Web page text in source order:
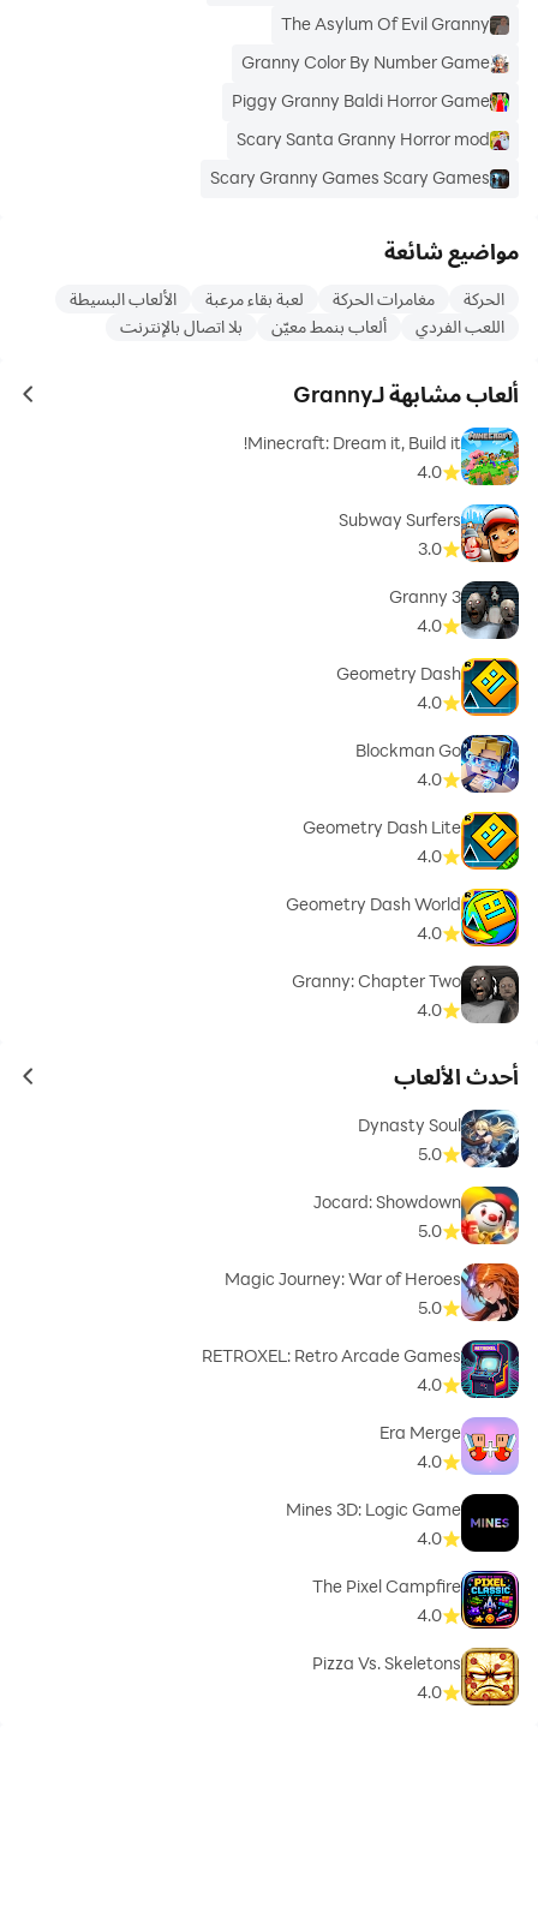
The Asylum Of Evil Granny
Granny Color By Number Game
Piggy Granny Baldi Horror Game
Scary Santa Granny Horror mod
Scary Granny Games Scary Games
مواضيع شائعة
الحركة مغامرات الحركة لعبة بقاء مرعبة
الألعاب البسيطة
اللعب الفردي
ألعاب بنمط معيّن بلا اتصال بالإنترنت
ألعاب مشابهة لـGranny
Minecraft: Dream it, Build it!
4.0
Subway Surfers
3.0
Granny 3
4.0
Geometry Dash
4.0
Blockman Go
4.0
Geometry Dash Lite
4.0
Geometry Dash World
4.0
Granny: Chapter Two
4.0
أحدث الألعاب
Dynasty Soul
5.0
Jocard: Showdown
5.0
Magic Journey: War of Heroes
5.0
RETROXEL: Retro Arcade Games
4.0
Era Merge
4.0
Mines 3D: Logic Game
4.0
The Pixel Campfire
4.0
Pizza Vs. Skeletons
4.0